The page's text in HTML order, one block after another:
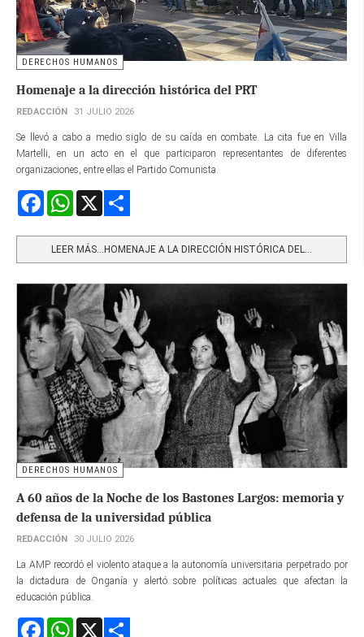
DERECHOS HUMANOS
Homenaje a la dirección histórica del PRT
REDACCIÓN 31 JULIO 2026
Se llevó a cabo a medio siglo de su caída en combate. La cita fue en Villa
Martelli, en un acto en el que participaron representantes de diferentes
organizaciones, entre ellas el Partido Comunista.
FacebookWhatsApp
LEER MÁS…HOMENAJE A LA DIRECCIÓN HISTÓRICA DEL...
DERECHOS HUMANOS
A 60 años de la Noche de los Bastones Largos: memoria y
defensa de la universidad pública
REDACCIÓN 30 JULIO 2026
La AMP recordó el violento ataque a la autonomía universitaria perpetrado por
la dictadura de Onganía y alertó sobre políticas actuales que afectan la
educación pública.
FacebookWhatsApp